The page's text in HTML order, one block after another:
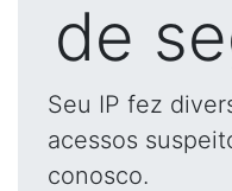
de
Seu IP fez
acessos
conosco.